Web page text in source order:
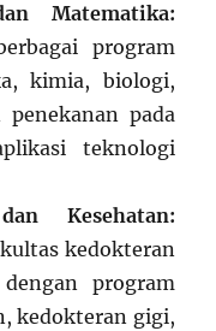
Matematika:
program
kimia, biologi,
pada
teknologi
Kesehatan:
kedokteran
program
kedokteran gigi,